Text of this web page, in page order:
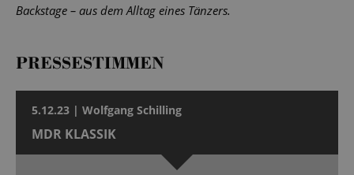
Backstage – aus dem Alltag eines Tänzers.
PRESSESTIMMEN
5.12.23 | Wolfgang Schilling
MDR KLASSIK